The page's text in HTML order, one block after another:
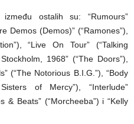
ostalih su: “Rumours”
Demos (Demos)” (“Ramones”),
“Live On Tour” (“Talking
1968” (“The Doors”),
(“The Notorious B.I.G.”), “Body
of Mercy”), “Interlude”
& Beats” (“Morcheeba”) i “Kelly